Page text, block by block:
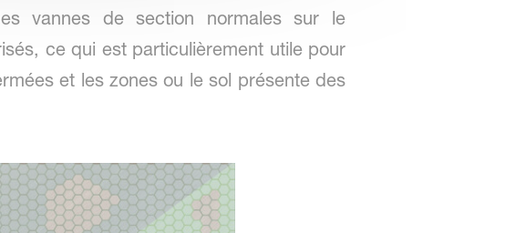
vannes de section normales sur le
ce qui est particulièrement utile pour
et les zones ou le sol présente des